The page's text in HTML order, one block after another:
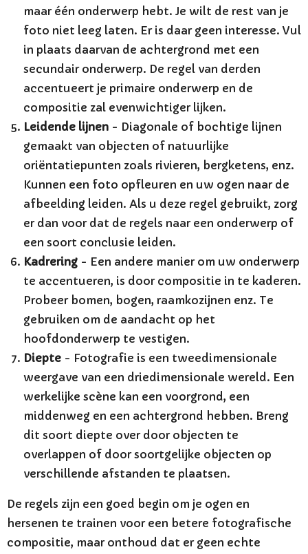
maar één onderwerp hebt. Je wilt de rest van je
foto niet leeg laten. Er is daar geen interesse. Vul
in plaats daarvan de achtergrond met een
secundair onderwerp. De regel van derden
accentueert je primaire onderwerp en de
compositie zal evenwichtiger lijken.
Leidende lijnen - Diagonale of bochtige lijnen
gemaakt van objecten of natuurlijke
oriëntatiepunten zoals rivieren, bergketens, enz.
Kunnen een foto opfleuren en uw ogen naar de
afbeelding leiden. Als u deze regel gebruikt, zorg
er dan voor dat de regels naar een onderwerp of
een soort conclusie leiden.
Kadrering - Een andere manier om uw onderwerp
te accentueren, is door compositie in te kaderen.
Probeer bomen, bogen, raamkozijnen enz. Te
gebruiken om de aandacht op het
hoofdonderwerp te vestigen.
Diepte - Fotografie is een tweedimensionale
weergave van een driedimensionale wereld. Een
werkelijke scène kan een voorgrond, een
middenweg en een achtergrond hebben. Breng
dit soort diepte over door objecten te
overlappen of door soortgelijke objecten op
verschillende afstanden te plaatsen.
De regels zijn een goed begin om je ogen en
hersenen te trainen voor een betere fotografische
compositie, maar onthoud dat er geen echte